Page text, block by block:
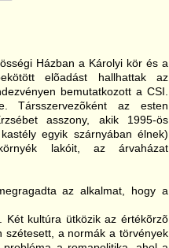
Házban a Károlyi kör és a
elõadást hallhattak az
bemutatkozott a CSI.
Társszervezõként az esten
asszony, akik 1995-ös
egyik szárnyában élnek)
lakóit, az árvaházat
az alkalmat, hogy a
Két kultúra ütközik az értékõrzõ
szétesett, a normák a törvények